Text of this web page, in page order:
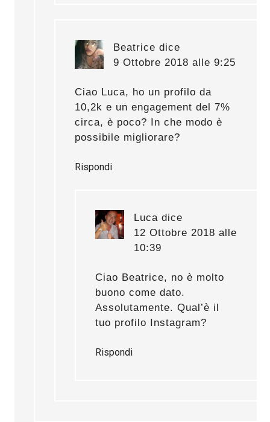
Beatrice dice
9 Ottobre 2018 alle 9:25
Ciao Luca, ho un profilo da
10,2k e un engagement del 7%
circa, è poco? In che modo è
possibile migliorare?
Rispondi
Luca dice
12 Ottobre 2018 alle
10:39
Ciao Beatrice, no è molto
buono come dato.
Assolutamente. Qual’è il
tuo profilo Instagram?
Rispondi